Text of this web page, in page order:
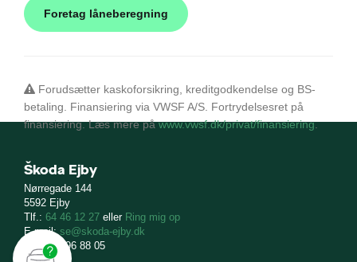
Forudsætter kaskoforsikring, kreditgodkendelse og BS-
betaling. Finansiering via VWSF A/S. Fortrydelsesret på
finansiering. Læs mere påwww.vwsf.dk/privat/finansiering.
Škoda Ejby
Nørregade 144
5592 Ejby
Tlf.: 64 46 12 27 eller Ring mig op
E-mail:se@skoda-ejby.dk
CVR: 11 96 88 05